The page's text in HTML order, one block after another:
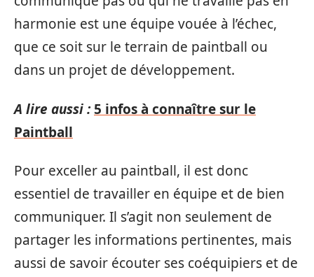
harmonie est une équipe vouée à l’échec,
que ce soit sur le terrain de paintball ou
dans un projet de développement.
A lire aussi : 5 infos à connaître sur le
Paintball
Pour exceller au paintball, il est donc
essentiel de travailler en équipe et de bien
communiquer. Il s’agit non seulement de
partager les informations pertinentes, mais
aussi de savoir écouter ses coéquipiers et de